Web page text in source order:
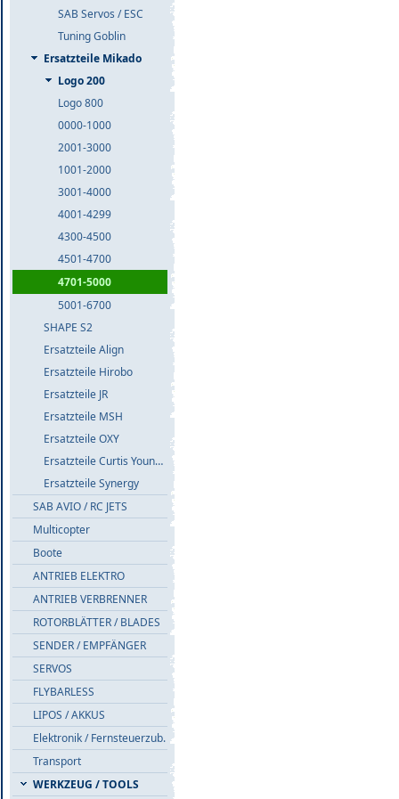
SAB Servos / ESC
Tuning Goblin
Ersatzteile Mikado
Logo 200
Logo 800
0000-1000
2001-3000
1001-2000
3001-4000
4001-4299
4300-4500
4501-4700
4701-5000
5001-6700
SHAPE S2
Ersatzteile Align
Ersatzteile Hirobo
Ersatzteile JR
Ersatzteile MSH
Ersatzteile OXY
Ersatzteile Curtis Youngblood
Ersatzteile Synergy
SAB AVIO / RC JETS
Multicopter
Boote
ANTRIEB ELEKTRO
ANTRIEB VERBRENNER
ROTORBLÄTTER / BLADES
SENDER / EMPFÄNGER
SERVOS
FLYBARLESS
LIPOS / AKKUS
Elektronik / Fernsteuerzub.
Transport
WERKZEUG / TOOLS